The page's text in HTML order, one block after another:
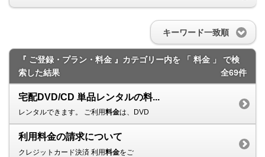
キーワード一致順
『 ご登録・プラン・料金 』カテゴリー内を 「 料金 」 で検
索した結果
全69件
宅配DVD/CD 単品レンタルの料...
レンタルできます。 ご利用料金は、DVD
利用料金の請求について
クレジットカード決済 利用料金をご